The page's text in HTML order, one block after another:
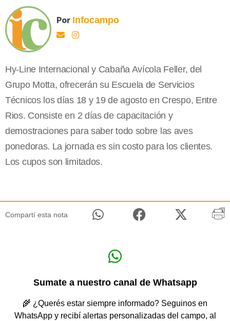
Por Infocampo
Hy-Line Internacional y Cabaña Avícola Feller, del
Grupo Motta, ofrecerán su Escuela de Servicios
Técnicos los días 18 y 19 de agosto en Crespo, Entre
Rios. Consiste en 2 días de capacitación y
demostraciones para saber todo sobre las aves
ponedoras. La jornada es sin costo para los clientes.
Los cupos son limitados.
Compartí esta nota
Sumate a nuestro canal de Whatsapp
🌾 ¿Querés estar siempre informado? Seguinos en
WhatsApp y recibí alertas personalizadas del campo, al